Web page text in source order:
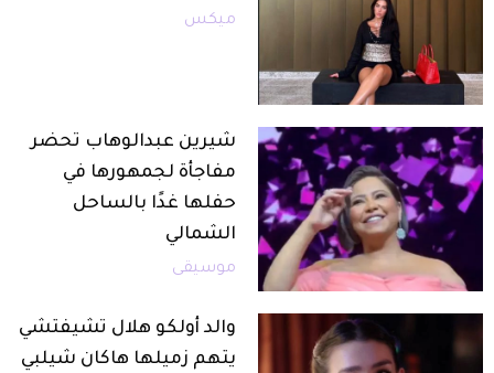
ميكس
شيرين عبدالوهاب تحضر
مفاجأة لجمهورها في
حفلها غدًا بالساحل
الشمالي
موسيقى
والد أولكو هلال تشيفتشي
يتهم زميلها هاكان شيلبي